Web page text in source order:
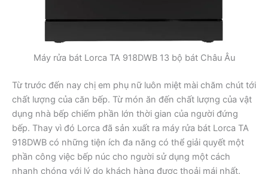
Máy rửa bát Lorca TA 918DWB 13 bộ bát Châu Âu
Từ trước đến nay chị em phụ nữ luôn miệt mài chăm chút tới
chất lượng của căn bếp. Từ món ăn đến chất lượng của vật
dụng nhà bếp chiếm phần lớn thời gian của người đứng
bếp. Thay vì đó Lorca đã sản xuất ra máy rửa bát Lorca TA
918DWB có những tiện ích đa năng có thể giải quyết một
phần công việc bếp núc cho người sử dụng một cách
nhanh chóng với lý do khách hàng được thoải mái nhất.